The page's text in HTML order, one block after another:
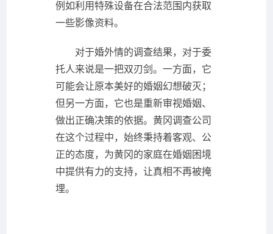
例如利用特殊设备在合法范围内获取
一些影像资料。
对于婚外情的调查结果，对于委
托人来说是一把双刃剑。一方面，它
可能会让原本美好的婚姻幻想破灭；
但另一方面，它也是重新审视婚姻、
做出正确决策的依据。黄冈调查公司
在这个过程中，始终秉持着客观、公
正的态度，为黄冈的家庭在婚姻困境
中提供有力的支持，让真相不再被掩
埋。